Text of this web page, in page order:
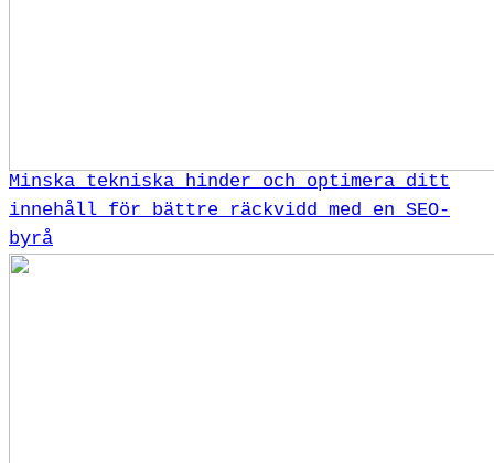
Minska tekniska hinder och optimera ditt
innehåll för bättre räckvidd med en SEO-
byrå